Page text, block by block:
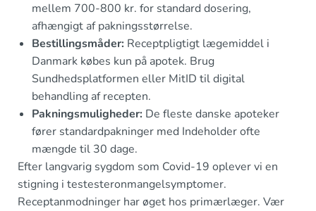
mellem 700-800 kr. for standard dosering,
afhængigt af pakningsstørrelse.
Bestillingsmåder: Receptpligtigt lægemiddel i
Danmark købes kun på apotek. Brug
Sundhedsplatformen eller MitID til digital
behandling af recepten.
Pakningsmuligheder: De fleste danske apoteker
fører standardpakninger med Indeholder ofte
mængde til 30 dage.
Efter langvarig sygdom som Covid-19 oplever vi en
stigning i testesteronmangelsymptomer.
Receptanmodninger har øget hos primærlæger. Vær